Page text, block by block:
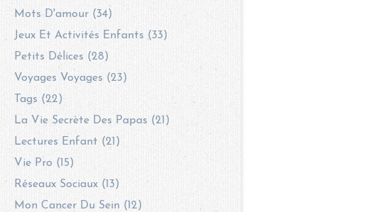
Mots D'amour (34)
Jeux Et Activités Enfants (33)
Petits Délices (28)
Voyages Voyages (23)
Tags (22)
La Vie Secrète Des Papas (21)
Lectures Enfant (21)
Vie Pro (15)
Réseaux Sociaux (13)
Mon Cancer Du Sein (12)